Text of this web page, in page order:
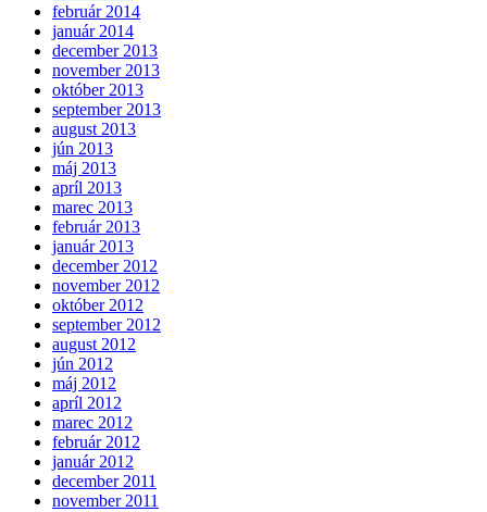
február 2014
január 2014
december 2013
november 2013
október 2013
september 2013
august 2013
jún 2013
máj 2013
apríl 2013
marec 2013
február 2013
január 2013
december 2012
november 2012
október 2012
september 2012
august 2012
jún 2012
máj 2012
apríl 2012
marec 2012
február 2012
január 2012
december 2011
november 2011